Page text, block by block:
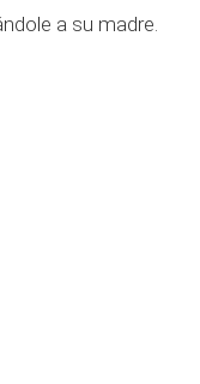
a su madre.